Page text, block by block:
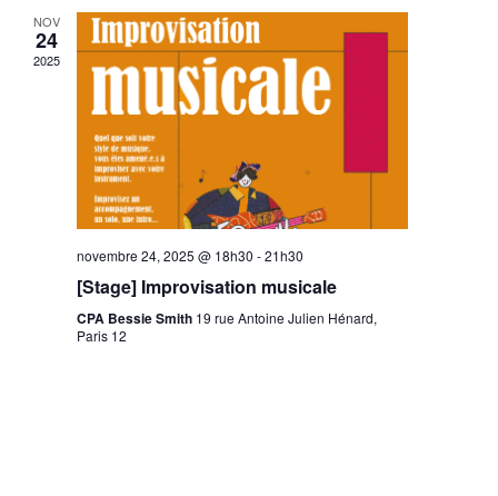
NOV
24
2025
novembre 24, 2025 @ 18h30 -21h30
[Stage] Improvisation musicale
CPA Bessie Smith 19 rue Antoine Julien Hénard,
Paris 12